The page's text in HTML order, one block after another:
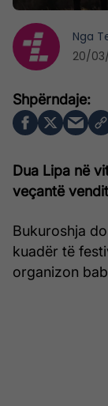
Dua Lipa në
veçantë
Bukuroshja
kuadër të
organizon
Nga
20/